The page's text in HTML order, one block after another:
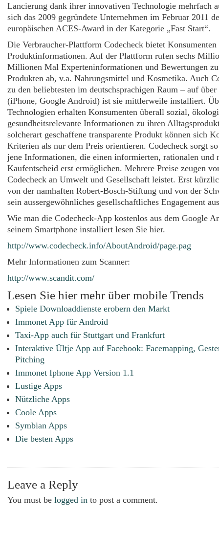
Lancierung dank ihrer innovativen Technologie mehrfach
sich das 2009 gegründete Unternehmen im Februar 2011
europäischen ACES-Award in der Kategorie „Fast Start“.
Die Verbraucher-Plattform Codecheck bietet Konsumenten
Produktinformationen. Auf der Plattform rufen sechs
Millionen Mal Experteninformationen und Bewertungen zu
Produkten ab, v.a. Nahrungsmittel und Kosmetika. Auch
zu den beliebtesten im deutschsprachigen Raum – auf
(iPhone, Google Android) ist sie mittlerweile installiert.
Technologien erhalten Konsumenten überall sozial,
gesundheitsrelevante Informationen zu ihren
solcherart geschaffene transparente Produkt können sich
Kriterien als nur dem Preis orientieren. Codecheck sorgt
jene Informationen, die einen informierten, rationalen und
Kaufentscheid erst ermöglichen. Mehrere Preise zeugen
Codecheck an Umwelt und Gesellschaft leistet. Erst
von der namhaften Robert-Bosch-Stiftung und von der
sein aussergewöhnliches gesellschaftliches Engagement
Wie man die Codecheck-App kostenlos aus dem Google
seinem Smartphone installiert lesen Sie hier.
http://www.codecheck.info/AboutAndroid/page.pag
Mehr Informationen zum Scanner:
http://www.scandit.com/
Lesen Sie hier mehr über mobile Trends
Spiele Downloaddienste erobern den Markt
Immonet App für Android
Taxi-App auch für Stuttgart und Frankfurt
Interaktive Ültje App auf Facebook: Facemapping,
Pitching
Immonet Iphone App Version 1.1
Lustige Apps
Nützliche Apps
Coole Apps
Symbian Apps
Die besten Apps
Leave a Reply
You must be logged in to post a comment.